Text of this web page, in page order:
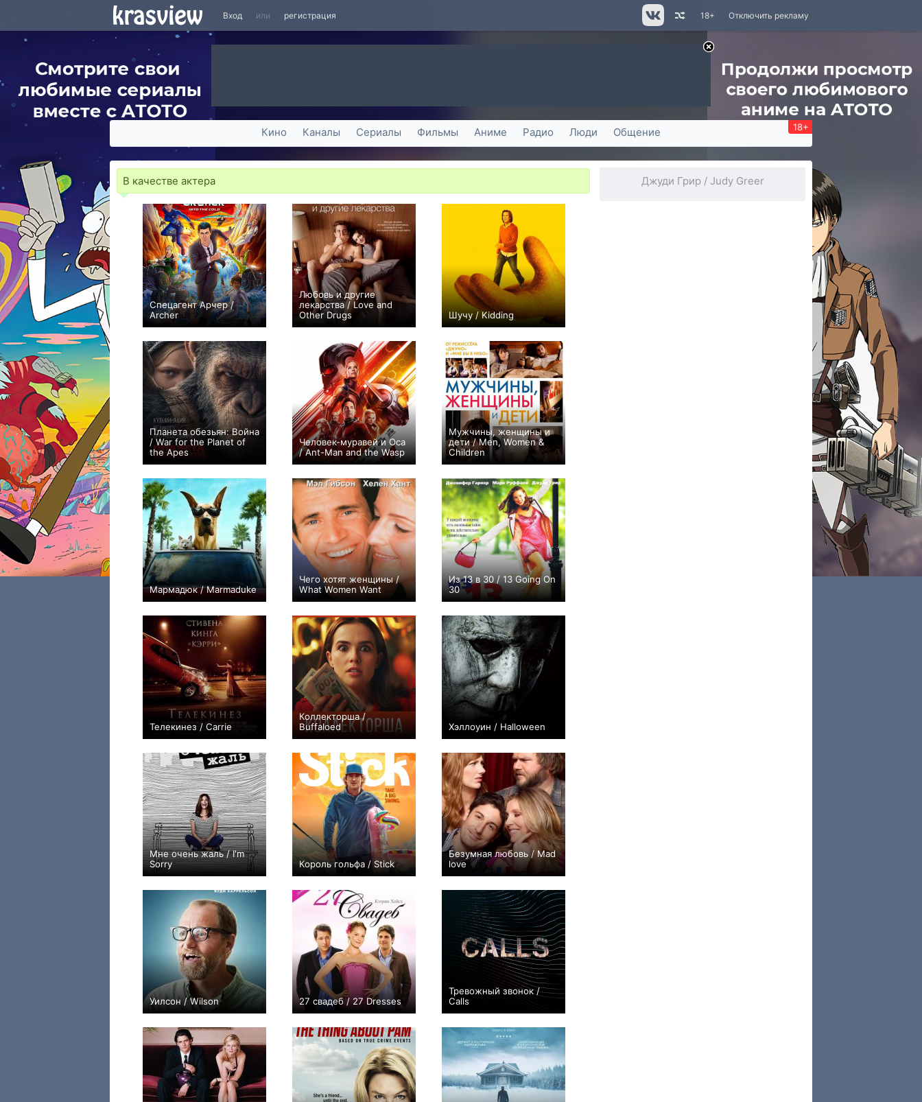
Вход или регистрация Отключить рекламу
18+
Кино Каналы Сериалы Фильмы Аниме Радио Люди Общение 18+
В качестве актера
Спецагент Арчер /
Archer
+4066
149
Любовь и другие
лекарства / Love and
Other Drugs
+117
Шучу / Kidding
+299 20 1102
Планета обезьян: Война
/ War for the Planet of
the Apes
+179
Человек-муравей и Оса
/ Ant-Man and the Wasp
+220
Мужчины, женщины и
дети / Men, Women &
Children
+37
Мармадюк / Marmaduke
+22
Чего хотят женщины /
What Women Want
+95
Из 13 в 30 / 13 Going On
30
+69
Телекинез / Carrie
+55
Коллекторша /
Buffaloed
+74
Хэллоуин / Halloween
+28
Мне очень жаль / I'm
Sorry
+23 20 158
Король гольфа / Stick
+47 10 480
Безумная любовь / Mad
love
+18 13 91
Уилсон / Wilson
+7
27 свадеб / 27 Dresses
+25
Тревожный звонок /
Calls
+55 9 254
Джуди Грир / Judy Greer